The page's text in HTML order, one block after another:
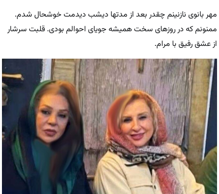
مهر بانوی نازنینم چقدر بعد از مدتها دیشب دیدمت خوشحال شدم.
ممنونم که در روزهای سخت همیشه جویای احوالم بودی. قلبت سرشار
از عشق رفیق با مرام.